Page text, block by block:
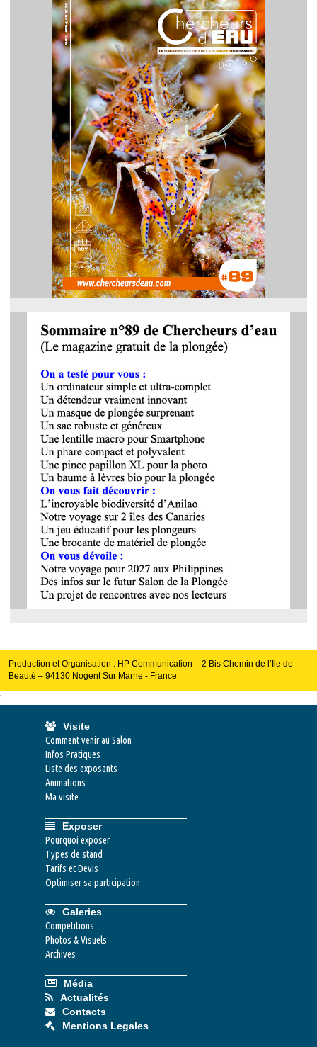
Production et Organisation : HP Communication – 2 Bis Chemin de l’Ile de
Beauté – 94130 Nogent Sur Marne - France
'
Visite
Comment venir au Salon
Infos Pratiques
Liste des exposants
Animations
Ma visite
Exposer
Pourquoi exposer
Types de stand
Tarifs et Devis
Optimiser sa participation
Galeries
Competitions
Photos & Visuels
Archives
Média
Actualités
Contacts
Mentions Legales